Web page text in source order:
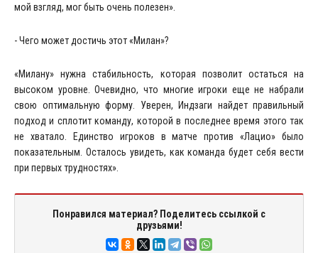
мой взгляд, мог быть очень полезен».
- Чего может достичь этот «Милан»?
«Милану» нужна стабильность, которая позволит остаться на
высоком уровне. Очевидно, что многие игроки еще не набрали
свою оптимальную форму. Уверен, Индзаги найдет правильный
подход и сплотит команду, которой в последнее время этого так
не хватало. Единство игроков в матче против «Лацио» было
показательным. Осталось увидеть, как команда будет себя вести
при первых трудностях».
Понравился материал? Поделитесь ссылкой с
друзьями!